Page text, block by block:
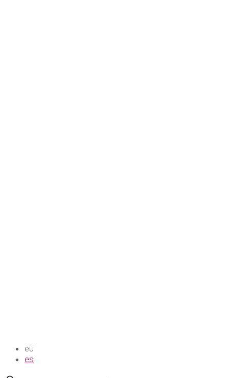
eu
es